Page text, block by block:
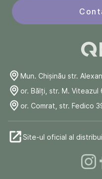
Mun. Chişinău str.
or. Bălți, str. M. Viteazul
or. Comrat, str. Fedico
Site-ul oficial al